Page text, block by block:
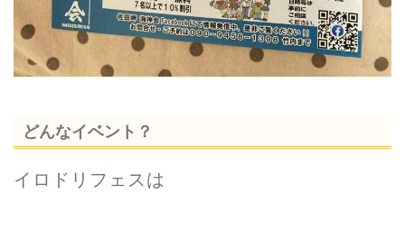
どんなイベント？
イロドリフェスは